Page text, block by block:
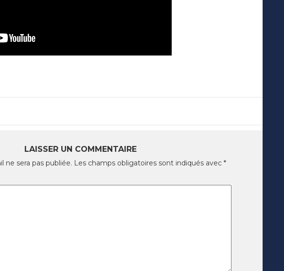
LAISSER UN COMMENTAIRE
ne sera pas publiée. Les champs obligatoires sont indiqués avec *